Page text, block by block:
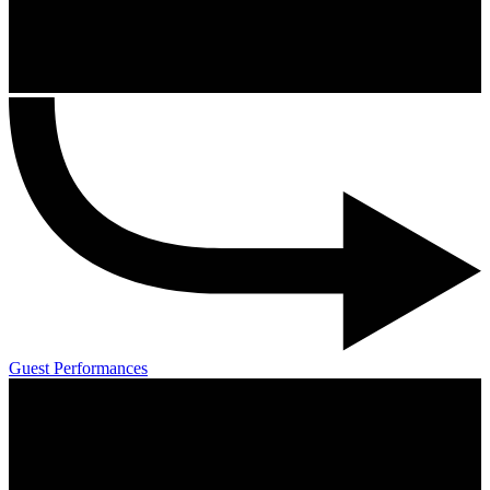
Guest Performances